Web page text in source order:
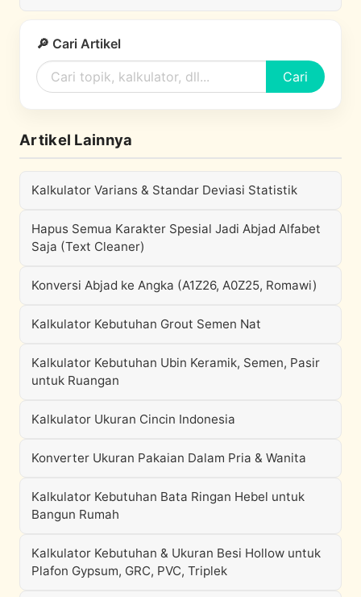
🔎 Cari Artikel
Cari
Artikel Lainnya
Kalkulator Varians & Standar Deviasi Statistik
Hapus Semua Karakter Spesial Jadi Abjad Alfabet
Saja (Text Cleaner)
Konversi Abjad ke Angka (A1Z26, A0Z25, Romawi)
Kalkulator Kebutuhan Grout Semen Nat
Kalkulator Kebutuhan Ubin Keramik, Semen, Pasir
untuk Ruangan
Kalkulator Ukuran Cincin Indonesia
Konverter Ukuran Pakaian Dalam Pria & Wanita
Kalkulator Kebutuhan Bata Ringan Hebel untuk
Bangun Rumah
Kalkulator Kebutuhan & Ukuran Besi Hollow untuk
Plafon Gypsum, GRC, PVC, Triplek